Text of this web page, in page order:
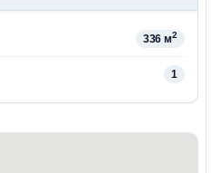
336 м2
1